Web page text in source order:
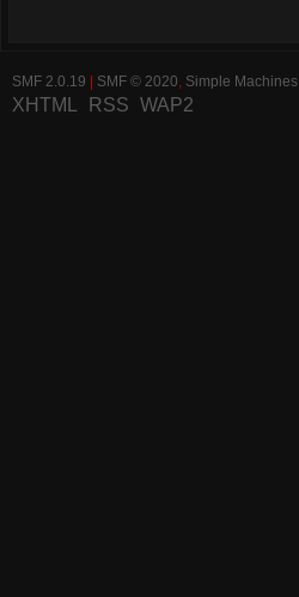
SMF 2.0.19 SMF © 2020, Simple Machines
XHTML RSS WAP2